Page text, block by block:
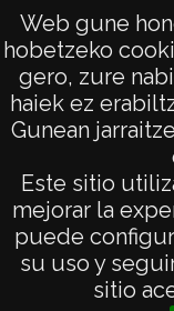
Web gune
hobetzeko
gero, zure
haiek ez
Gunean
Este sitio
mejorar la
puede
su uso y
sitio